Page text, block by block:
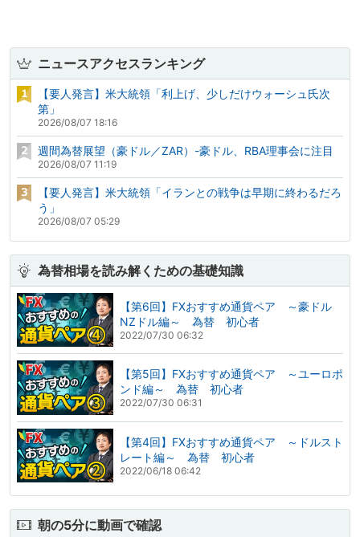
ニュースアクセスランキング
【要人発言】米大統領「利上げ、少しだけウォーシュ氏次
第」
2026/08/07 18:16
週間為替展望（豪ドル／ZAR）-豪ドル、RBA理事会に注目
2026/08/07 11:19
【要人発言】米大統領「イランとの戦争は早期に終わるだろ
う」
2026/08/07 05:29
為替相場を読み解くための基礎知識
【第6回】FXおすすめ通貨ペア ～豪ドル
NZドル編～ 為替 初心者
2022/07/30 06:32
【第5回】FXおすすめ通貨ペア ～ユーロポ
ンド編～ 為替 初心者
2022/07/30 06:31
【第4回】FXおすすめ通貨ペア ～ドルスト
レート編～ 為替 初心者
2022/06/18 06:42
朝の5分に動画で確認